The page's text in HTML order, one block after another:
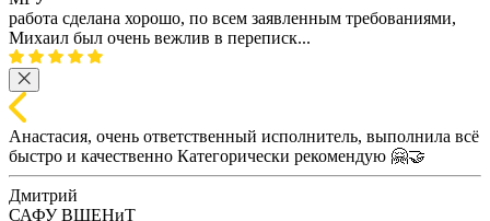
работа сделана хорошо, по всем заявленным требованиями,
Михаил был очень вежлив в переписк...
Анастасия, очень ответственный исполнитель, выполнила всё
быстро и качественно Категорически рекомендую 🤗🤝
Дмитрий
САФУ ВШЕНиТ